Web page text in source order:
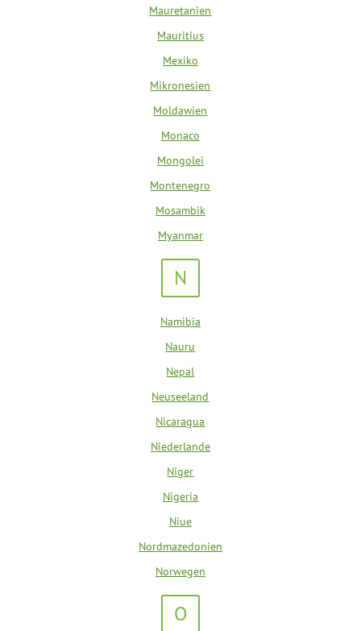
Mauretanien
Mauritius
Mexiko
Mikronesien
Moldawien
Monaco
Mongolei
Montenegro
Mosambik
Myanmar
N
Namibia
Nauru
Nepal
Neuseeland
Nicaragua
Niederlande
Niger
Nigeria
Niue
Nordmazedonien
Norwegen
O